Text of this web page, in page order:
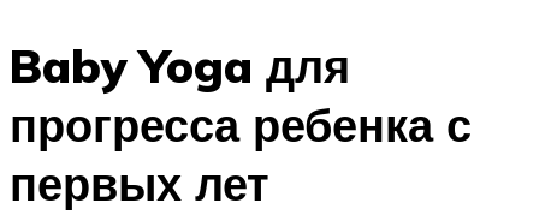
Baby Yoga для
прогресса ребенка с
первых лет